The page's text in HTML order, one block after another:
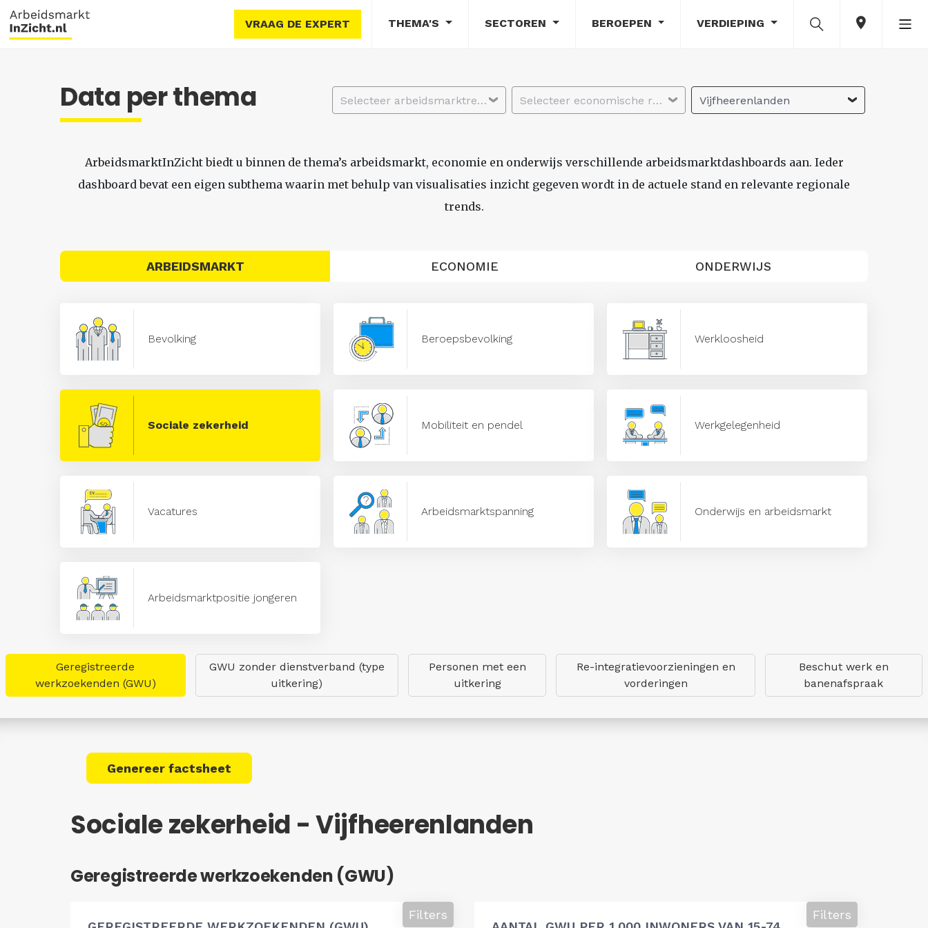
VRAAG DE EXPERT THEMA'S SECTOREN BEROEPEN VERDIEPING
Data per thema Selecteer arbeidsmarktregio Selecteer economische regio Vijfheerenlanden
ArbeidsmarktInZicht biedt u binnen de thema’s arbeidsmarkt, economie en onderwijs verschillende arbeidsmarktdashboards aan. Ieder
dashboard bevat een eigen subthema waarin met behulp van visualisaties inzicht gegeven wordt in de actuele stand en relevante regionale
trends.
ARBEIDSMARKT ECONOMIE ONDERWIJS
Bevolking Beroepsbevolking Werkloosheid
Sociale zekerheid Mobiliteit en pendel Werkgelegenheid
Vacatures Arbeidsmarktspanning Onderwijs en arbeidsmarkt
Arbeidsmarktpositie jongeren
Geregistreerde
werkzoekenden (GWU)
GWU zonder dienstverband (type
uitkering)
Personen met een
uitkering
Re-integratievoorzieningen en
vorderingen
Beschut werk en
banenafspraak
Genereer factsheet
Sociale zekerheid - Vijfheerenlanden
Geregistreerde werkzoekenden (GWU)
Filters
Filters